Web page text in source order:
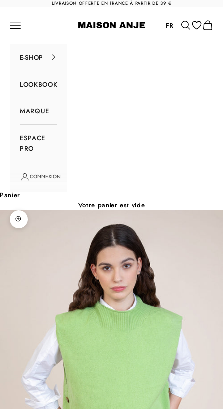
Passer au contenuLIVRAISON OFFERTE EN FRANCE À PARTIR DE 39 €
Maison Anje
Menu FR Rechercher
Panier
E-SHOP
LOOKBOOK
MARQUE
ESPACE
PRO
CONNEXION
Panier
Votre panier est vide
Zoomer sur l'image